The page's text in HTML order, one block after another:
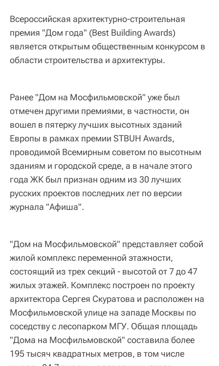
Всероссийская архитектурно-строительная
премия "Дом года" (Best Building Awards)
является открытым общественным конкурсом в
области строительства и архитектуры.
Ранее "Дом на Мосфильмовской" уже был
отмечен другими премиями, в частности, он
вошел в пятерку лучших высотных зданий
Европы в рамках премии STBUH Awards,
проводимой Всемирным советом по высотным
зданиям и городской среде, а в начале этого
года ЖК был признан одним из 30 лучших
русских проектов последних лет по версии
журнала "Афиша".
"Дом на Мосфильмовской" представляет собой
жилой комплекс переменной этажности,
состоящий из трех секций - высотой от 7 до 47
жилых этажей. Комплекс построен по проекту
архитектора Сергея Скуратова и расположен на
Мосфильмовской улице на западе Москвы по
соседству с лесопарком МГУ. Общая площадь
"Дома на Мосфильмовской" составила более
195 тысяч квадратных метров, в том числе